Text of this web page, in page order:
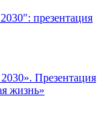
презентация
Презентация
жизнь»